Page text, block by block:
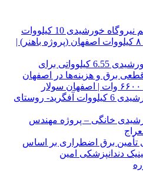
خورشیدی 10 کیلووات
نیروگاه خورشیدی ۸ کیلووات اصفهان (پروژه باهنر) |
طراحی سیستم خورشیدی 6.55 کیلوواتی برای
برق و هزینه‌ها در اصفهان
احداث نیروگاه خورشیدی 6 کیلووات آفگرید- روستای
خانگی – پروژه مهندس
تأمین برق اضطراری بر اساس
دندانپزشکی امین